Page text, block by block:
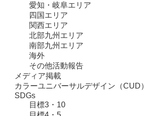
愛知・岐阜エリア
四国エリア
関西エリア
北部九州エリア
南部九州エリア
海外
その他活動報告
メディア掲載
カラーユニバーサルデザイン（CUD）
SDGs
目標3・10